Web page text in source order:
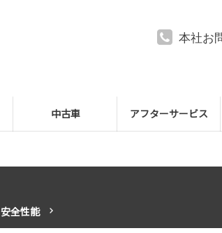
本社お
中古車 アフターサービス
安全性能